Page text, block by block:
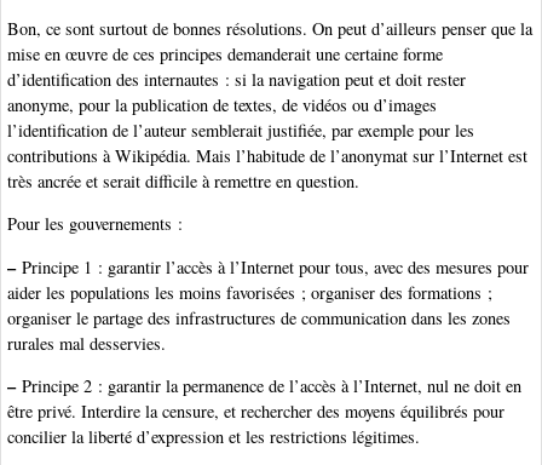
Bon, ce sont surtout de bonnes résolutions. On peut d’ailleurs penser que la
mise en œuvre de ces principes demanderait une certaine forme
d’identification des internautes : si la navigation peut et doit rester
anonyme, pour la publication de textes, de vidéos ou d’images
l’identification de l’auteur semblerait justifiée, par exemple pour les
contributions à Wikipédia. Mais l’habitude de l’anonymat sur l’Internet est
très ancrée et serait difficile à remettre en question.
Pour les gouvernements :
–Principe 1 : garantir l’accès à l’Internet pour tous, avec des mesures pour
aider les populations les moins favorisées ; organiser des formations ;
organiser le partage des infrastructures de communication dans les zones
rurales mal desservies.
–Principe 2 : garantir la permanence de l’accès à l’Internet, nul ne doit en
être privé. Interdire la censure, et rechercher des moyens équilibrés pour
concilier la liberté d’expression et les restrictions légitimes.